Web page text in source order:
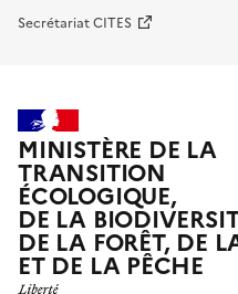
Secrétariat CITES
MINISTÈRE DE LA
TRANSITION
ÉCOLOGIQUE,
DE LA
DE LA FORÊT, DE
ET DE LA PÊCHE